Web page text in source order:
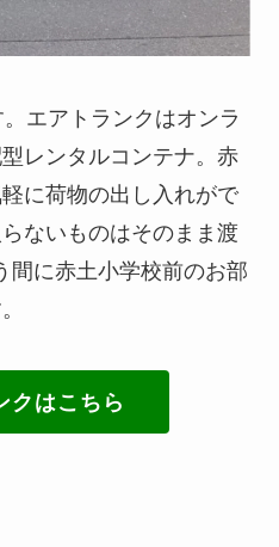
エアトランクはオンラ
レンタルコンテナ。赤
に荷物の出し入れがで
ないものはそのまま渡
間に赤土小学校前のお部
クはこちら